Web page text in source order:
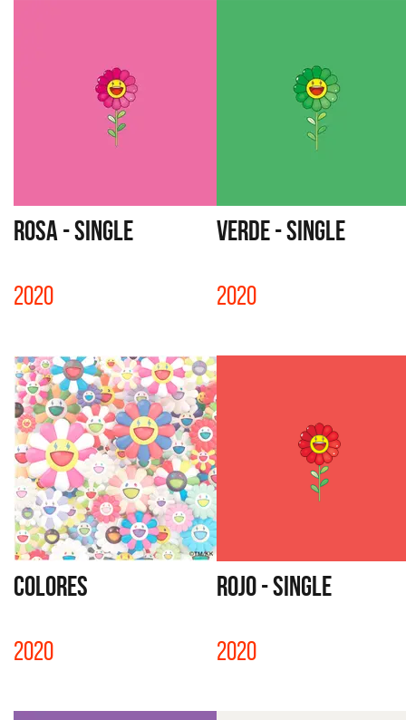
ROSA - SINGLE
2020
VERDE - SINGLE
2020
COLORES
2020
ROJO - SINGLE
2020